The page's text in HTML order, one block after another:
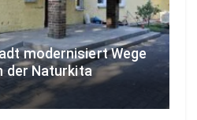
modernisiert Wege
der Naturkita